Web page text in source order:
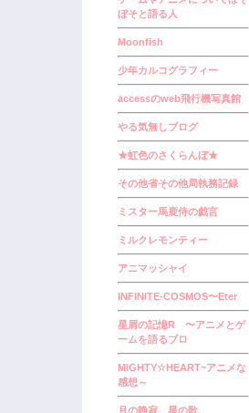
ぼそと語る人
Moonfish
少年カルコグラフィー
accessのweb飛行機写真館
やる気無しブログ
★虹色のさくらんぼ★
その他省その他局執務記録
ミスター馬鹿侍の戯言
ミルクレモンティー
アニマッシャイ
INFINITE-COSMOS〜Eter
星屑の記憶R 〜アニメとゲ
ームを語るブロ
MIGHTY☆HEART~アニメな
感想～
月の静寂、星の歌